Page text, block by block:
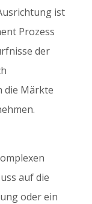
ist
Prozess
der
die Märkte
auf die
oder ein